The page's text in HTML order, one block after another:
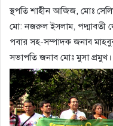
স্থপতি শাহীন আজিজ, মোঃ
মো: নজরুল ইসলাম, পদ্মাবতী
পবার সহ-সম্পাদক জনাব
সভাপতি জনাব মোঃ মুসা প্রমুখ।